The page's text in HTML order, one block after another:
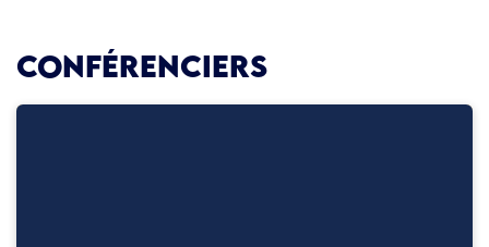
Conférenciers